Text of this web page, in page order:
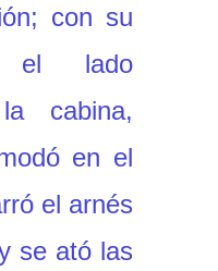
con su
el lado
cabina,
en el
el arnés
se ató las